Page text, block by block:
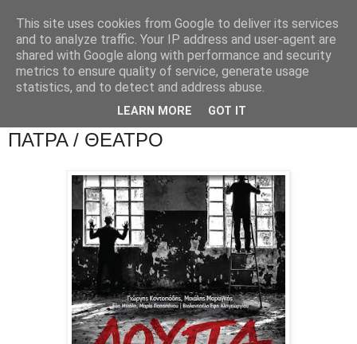
ΠΑΤΡΑ / ΘΕΑΤΡΟ
This site uses cookies from Google to deliver its services
and to analyze traffic. Your IP address and user-agent are
shared with Google along with performance and security
metrics to ensure quality of service, generate usage
statistics, and to detect and address abuse.
LEARN MORE GOT IT